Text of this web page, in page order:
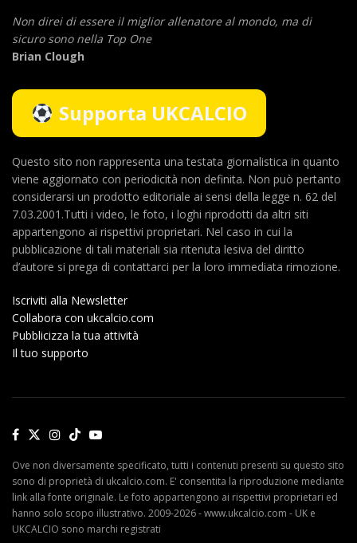
Non direi di essere il miglior allenatore al mondo, ma di
sicuro sono nella Top One
Brian Clough
Supporta UKCALCIO
Questo sito non rappresenta una testata giornalistica in quanto
viene aggiornato con periodicità non definita. Non può pertanto
considerarsi un prodotto editoriale ai sensi della legge n. 62 del
7.03.2001.Tutti i video, le foto, i loghi riprodotti da altri siti
appartengono ai rispettivi proprietari. Nel caso in cui la
pubblicazione di tali materiali sia ritenuta lesiva del diritto
d’autore si prega di contattarci per la loro immediata rimozione.
Iscriviti alla Newsletter
Collabora con ukcalcio.com
Pubblicizza la tua attività
Il tuo supporto
Ove non diversamente specificato, tutti i contenuti presenti su questo sito
sono di proprietà di ukcalcio.com. E' consentita la riproduzione mediante
link alla fonte originale. Le foto appartengono ai rispettivi proprietari ed
hanno solo scopo illustrativo. 2009-2026 - www.ukcalcio.com - UK e
UKCALCIO sono marchi registrati